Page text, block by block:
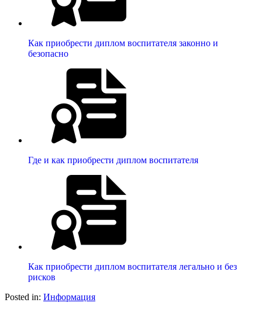
Как приобрести диплом воспитателя законно и
безопасно
Где и как приобрести диплом воспитателя
Как приобрести диплом воспитателя легально и без
рисков
Posted in: Информация